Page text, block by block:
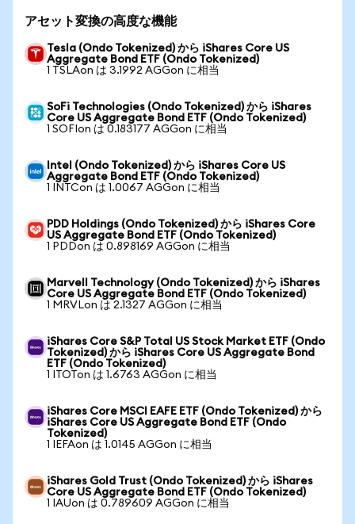
アセット変換の高度な機能
Tesla (Ondo Tokenized) から iShares Core US
Aggregate Bond ETF (Ondo Tokenized)
1 TSLAon は 3.1992 AGGon に相当
SoFi Technologies (Ondo Tokenized) から iShares
Core US Aggregate Bond ETF (Ondo Tokenized)
1 SOFIon は 0.183177 AGGon に相当
Intel (Ondo Tokenized) から iShares Core US
Aggregate Bond ETF (Ondo Tokenized)
1 INTCon は 1.0067 AGGon に相当
PDD Holdings (Ondo Tokenized) から iShares Core
US Aggregate Bond ETF (Ondo Tokenized)
1 PDDon は 0.898169 AGGon に相当
Marvell Technology (Ondo Tokenized) から iShares
Core US Aggregate Bond ETF (Ondo Tokenized)
1 MRVLon は 2.1327 AGGon に相当
iShares Core S&P Total US Stock Market ETF (Ondo
Tokenized) から iShares Core US Aggregate Bond
ETF (Ondo Tokenized)
1 ITOTon は 1.6763 AGGon に相当
iShares Core MSCI EAFE ETF (Ondo Tokenized) から
iShares Core US Aggregate Bond ETF (Ondo
Tokenized)
1 IEFAon は 1.0145 AGGon に相当
iShares Gold Trust (Ondo Tokenized) から iShares
Core US Aggregate Bond ETF (Ondo Tokenized)
1 IAUon は 0.789609 AGGon に相当